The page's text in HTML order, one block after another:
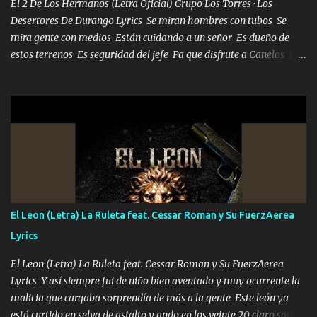
El 2 De Los Hermanos (Letra Oficial) Grupo Los Torres · Los
Desertores De Durango Lyrics Se miran hombres con tubos Se
mira gente con medios Están cuidando a un señor Es dueño de
estos terrenos Es seguridad del jefe Pa que disfrute a Canelos Es
ni tampoco las mujeres porque es platica de grandes por eso hay
que estar alegres doy las instrucciones para atender los deberes
Música Si es que salta algún problema de confianza tengo gente
ahí está el Hombre Cuarenta y también Pariente 7 arreglan
cualquier problema no más es cuestión que ordené NOS HACE
FALTA UN HERMANO DE CLAVE ERA EL 24 SIEMPRE FUE UN
HOMBRE VALIENTE POR ALGO M'URIÓ PELEAND0 SIEMPRE
VIO POR LA FAMILIA PARA QUE SIGA EL LEGADO Es el DOS de
los HERMANOS un cerebro inteligente y com...
El Leon (Letra) La Ruleta feat. Cessar Roman y Su FuerzAerea
Lyrics
El Leon (Letra) La Ruleta feat. Cessar Roman y Su FuerzAerea
Lyrics Y así siempre fui de niño bien aventado y muy ocurrente la
malicia que cargaba sorprendía de más a la gente Este león ya